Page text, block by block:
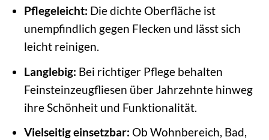
Pflegeleicht: Die dichte Oberfläche ist
unempfindlich gegen Flecken und lässt sich
leicht reinigen.
Langlebig: Bei richtiger Pflege behalten
Feinsteinzeugfliesen über Jahrzehnte hinweg
ihre Schönheit und Funktionalität.
Vielseitig einsetzbar: Ob Wohnbereich, Bad,